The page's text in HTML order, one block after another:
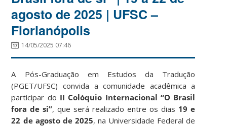
agosto de 2025 | UFSC –
Florianópolis
14/05/2025 07:46
A Pós-Graduação em Estudos da Tradução
(PGET/UFSC) convida a comunidade acadêmica a
participar do II Colóquio Internacional “O Brasil
fora de si”, que será realizado entre os dias 19 e
22 de agosto de 2025, na Universidade Federal de